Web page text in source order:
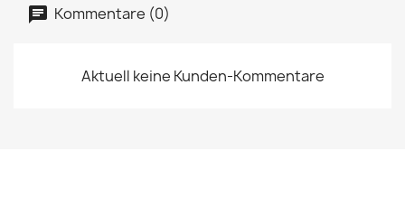
Kommentare (0)
Aktuell keine Kunden-Kommentare